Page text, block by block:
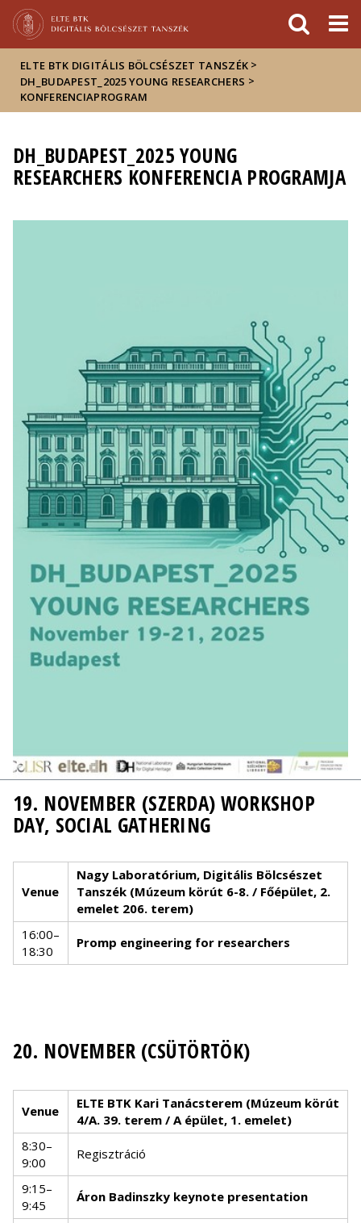
sajtóban
ELTE BTK DIGITÁLIS BÖLCSÉSZET TANSZÉK >
DH_BUDAPEST_2025 YOUNG RESEARCHERS >
KONFERENCIAPROGRAM
DH_BUDAPEST_2025 YOUNG
RESEARCHERS KONFERENCIA PROGRAMJA
19. NOVEMBER (SZERDA) WORKSHOP
DAY, SOCIAL GATHERING
Venue
Nagy Laboratórium, Digitális Bölcsészet
Tanszék (Múzeum körút 6-8. / Főépület, 2.
emelet 206. terem)
16:00–
18:30
Promp engineering for researchers
20. NOVEMBER (CSÜTÖRTÖK)
Venue
ELTE BTK Kari Tanácsterem (Múzeum körút
4/A. 39. terem / A épület, 1. emelet)
8:30–
9:00
Regisztráció
9:15–
9:45
Áron Badinszky keynote presentation